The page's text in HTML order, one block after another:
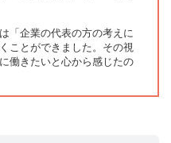
「企業の代表の方の考えに
ことができました。その視
働きたいと心から感じたの